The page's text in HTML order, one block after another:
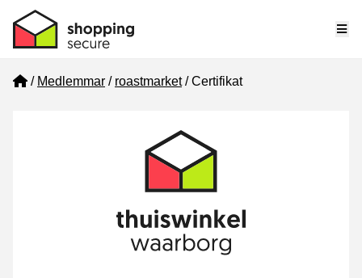
Home
Medlemmar roastmarket Certifikat